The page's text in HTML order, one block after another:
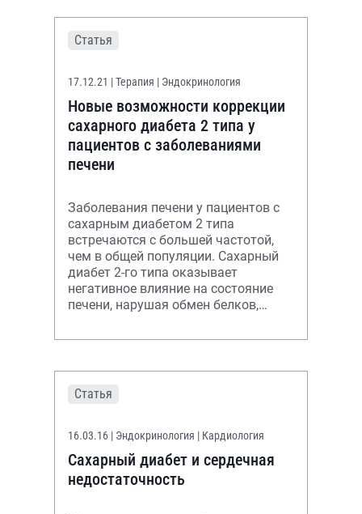
Статья
17.12.21 | Терапия | Эндокринология
Новые возможности коррекции
сахарного диабета 2 типа у
пациентов с заболеваниями
печени
Заболевания печени у пациентов с
сахарным диабетом 2 типа
встречаются с большей частотой,
чем в общей популяции. Сахарный
диабет 2-го типа оказывает
негативное влияние на состояние
печени, нарушая обмен белков,
веществ в гепато
Статья
16.03.16 | Эндокринология | Кардиология
Сахарный диабет и сердечная
недостаточность